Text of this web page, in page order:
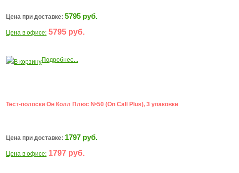
Цена при доставке: 5795 руб.
Цена в офисе: 5795 руб.
В корзинуПодробнее...
Тест-полоски Он Колл Плюс №50 (On Call Plus), 3 упаковки
Цена при доставке: 1797 руб.
Цена в офисе: 1797 руб.